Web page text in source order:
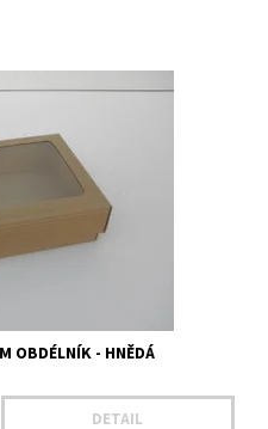
- hnědá
OBDÉLNÍK - HNĚDÁ
DETAIL